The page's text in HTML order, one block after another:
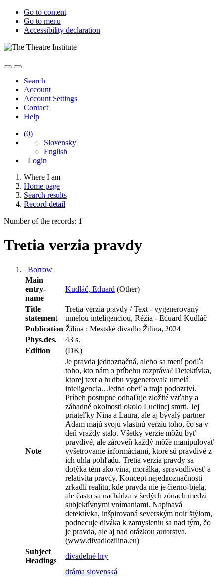
Go to content
Go to menu
Accessibility declaration
Search
Account
Account Settings
Contact
Help
(0)
Slovensky
English
Login
Where I am
Home page
Search results
Record detail
Number of the records: 1
Tretia verzia pravdy
Borrow
Main
entry-
name
Kudláč, Eduard (Other)
Title
statement
Tretia verzia pravdy / Text - vygenerovaný
umelou inteligenciou, Réžia - Eduard Kudláč
Publication Žilina : Mestské divadlo Žilina, 2024
Phys.des.
43 s.
Edition
(DK)
Note
Je pravda jednoznačná, alebo sa mení podľa
toho, kto nám o príbehu rozpráva? Detektívka,
ktorej text a hudbu vygenerovala umelá
inteligencia.. Jedna obeť a traja podozriví.
Príbeh postupne odhaľuje zložité vzťahy a
záhadné okolnosti okolo Luciinej smrti. Jej
priateľky Nina a Laura, ale aj bývalý partner
Adam majú svoju vlastnú verziu toho, čo sa v
deň vraždy stalo. Všetky verzie môžu byť
pravdivé, ale zároveň každý môže manipulovať
vyšetrovanie informáciami, ktoré sú pravdivé z
ich uhla pohľadu. Tretia verzia pravdy sa
dotýka tém ako vina, morálka, spravodlivosť a
relativita pravdy. Koncept nejednoznačnosti
zrkadlí realitu, kde pravda nie je čierno-biela,
ale často sa nachádza v šedých zónach medzi
subjektívnymi vnímaniami. Napínavá
detektívka, inšpirovaná severským noir štýlom,
podnecuje diváka k zamysleniu sa nad tým, čo
je pravda, ale aj nad otázkou autorstva.
(www.divadlozilina.eu)
Subject
Headings
divadelné hry
dráma slovenská